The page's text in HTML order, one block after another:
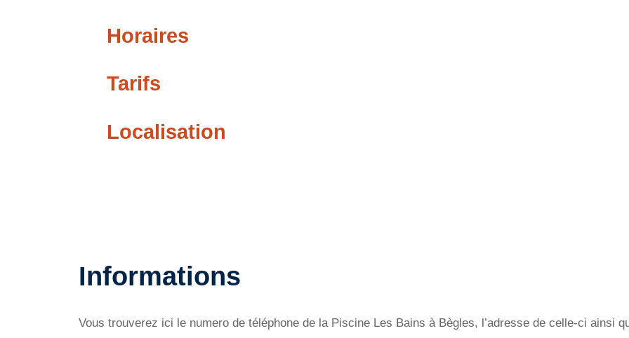
Horaires
Tarifs
Localisation
Informations
Vous trouverez ici le numero de téléphone de la Piscine Les Bains à Bègles, l’adresse de celle-ci ainsi